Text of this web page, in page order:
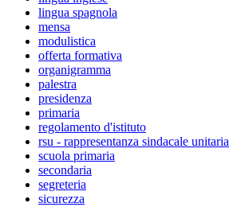
lingua spagnola
mensa
modulistica
offerta formativa
organigramma
palestra
presidenza
primaria
regolamento d'istituto
rsu - rappresentanza sindacale unitaria
scuola primaria
secondaria
segreteria
sicurezza